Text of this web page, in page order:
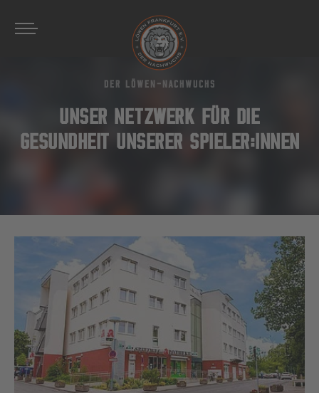
​​​​​​​UNSER NETZWERK FÜR DIE
GESUNDHEIT UNSERER SPIELER:INNEN
DER LÖWEN-NACHWUCHS